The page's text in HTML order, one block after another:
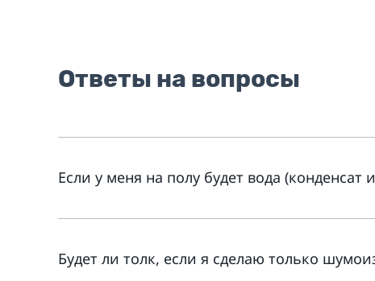
Ответы на вопросы
Если у меня на полу будет вода
Будет ли толк, если я сделаю только